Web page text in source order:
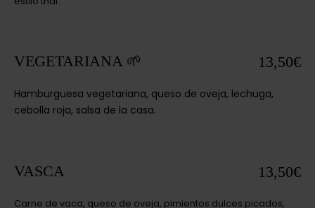
VEGETARIANA 🌱 13,50€
Hamburguesa vegetariana, queso de oveja, lechuga,
cebolla roja, salsa de la casa.
VASCA 13,50€
Carne de vaca, queso de oveja, pimientos dulces picados,